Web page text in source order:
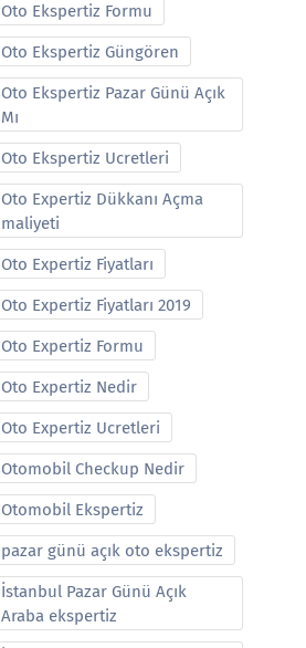
Oto Ekspertiz Formu
Oto Ekspertiz Güngören
Oto Ekspertiz Pazar Günü Açık
Mı
Oto Ekspertiz Ucretleri
Oto Expertiz Dükkanı Açma
maliyeti
Oto Expertiz Fiyatları
Oto Expertiz Fiyatları 2019
Oto Expertiz Formu
Oto Expertiz Nedir
Oto Expertiz Ucretleri
Otomobil Checkup Nedir
Otomobil Ekspertiz
pazar günü açık oto ekspertiz
İstanbul Pazar Günü Açık
Araba ekspertiz